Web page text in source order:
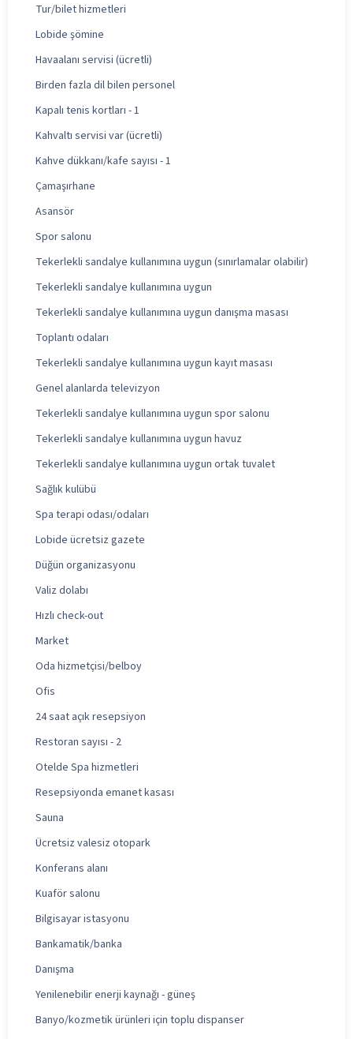
Tur/bilet hizmetleri
Lobide şömine
Havaalanı servisi (ücretli)
Birden fazla dil bilen personel
Kapalı tenis kortları - 1
Kahvaltı servisi var (ücretli)
Kahve dükkanı/kafe sayısı - 1
Çamaşırhane
Asansör
Spor salonu
Tekerlekli sandalye kullanımına uygun (sınırlamalar olabilir)
Tekerlekli sandalye kullanımına uygun
Tekerlekli sandalye kullanımına uygun danışma masası
Toplantı odaları
Tekerlekli sandalye kullanımına uygun kayıt masası
Genel alanlarda televizyon
Tekerlekli sandalye kullanımına uygun spor salonu
Tekerlekli sandalye kullanımına uygun havuz
Tekerlekli sandalye kullanımına uygun ortak tuvalet
Sağlık kulübü
Spa terapi odası/odaları
Lobide ücretsiz gazete
Düğün organizasyonu
Valiz dolabı
Hızlı check-out
Market
Oda hizmetçisi/belboy
Ofis
24 saat açık resepsiyon
Restoran sayısı - 2
Otelde Spa hizmetleri
Resepsiyonda emanet kasası
Sauna
Ücretsiz valesiz otopark
Konferans alanı
Kuaför salonu
Bilgisayar istasyonu
Bankamatik/banka
Danışma
Yenilenebilir enerji kaynağı - güneş
Banyo/kozmetik ürünleri için toplu dispanser